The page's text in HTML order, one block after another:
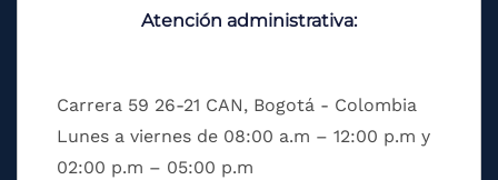
Atención administrativa:
Carrera 59 26-21 CAN, Bogotá - Colombia
Lunes a viernes de 08:00 a.m – 12:00 p.m y
02:00 p.m – 05:00 p.m